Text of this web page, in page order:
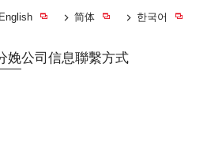
娩公司信息聯繫方式
English 简体 한국어